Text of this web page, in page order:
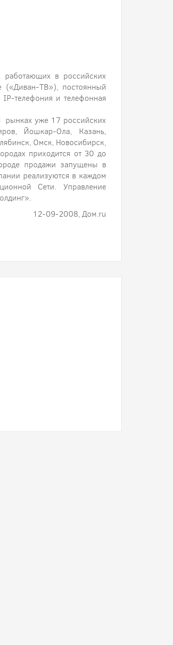
в российских
(«Диван-ТВ»), постоянный
телефония и телефонная
уже 17 российских
Йошкар-Ола, Казань,
Омск, Новосибирск,
приходится от 30 до
продажи запущены в
реализуются в каждом
Сети. Управление
12-09-2008, Дом.ru